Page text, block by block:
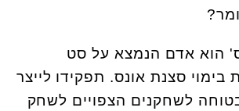
הוא אדם הנמצא על סט
בימוי סצנת אונס. תפקידו לייצר
לשחקנים הצפויים לשחק